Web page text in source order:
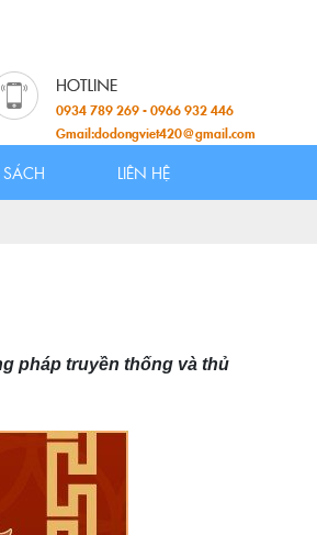
0934 789 269 - 0966 932 446
Gmail:dodongviet420@gmail.com
LIÊN HỆ
pháp truyền thống và thủ